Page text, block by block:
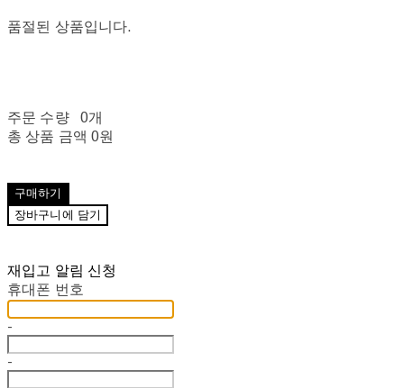
품절된 상품입니다.
주문 수량
0개
총 상품 금액 0원
구매하기
장바구니에 담기
재입고 알림 신청
휴대폰 번호
-
-